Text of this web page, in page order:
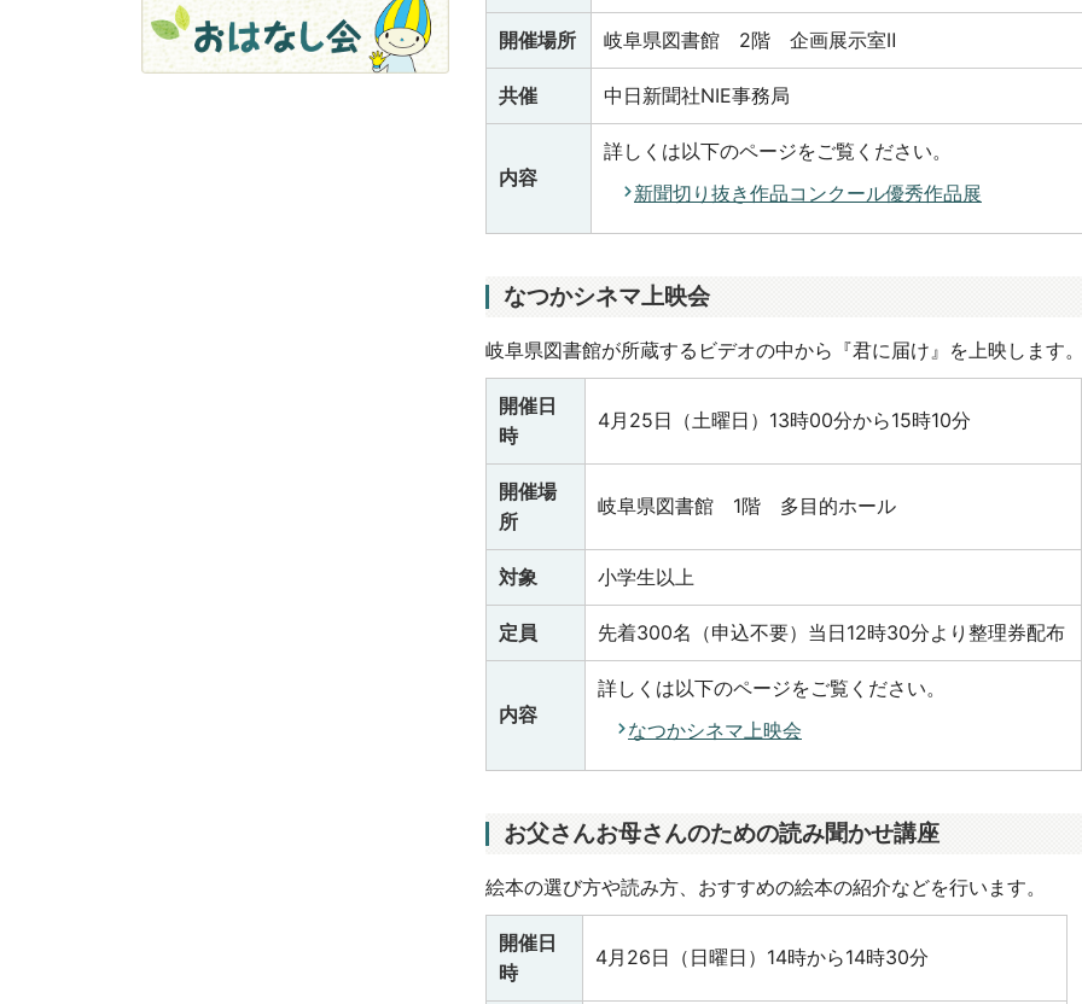
開催場所 岐阜県図書館 2階 企画展示室Ⅱ
共催 中日新聞社NIE事務局
内容
詳しくは以下のページをご覧ください。
新聞切り抜き作品コンクール優秀作品展
なつかシネマ上映会
岐阜県図書館が所蔵するビデオの中から『君に届け』を上映します
開催日
時
4月25日（土曜日）13時00分から15時10分
開催場
所
岐阜県図書館 1階 多目的ホール
対象 小学生以上
定員 先着300名（申込不要）当日12時30分より整理券配布
内容
詳しくは以下のページをご覧ください。
なつかシネマ上映会
お父さんお母さんのための読み聞かせ講座
絵本の選び方や読み方、おすすめの絵本の紹介などを行います。
開催日
時
4月26日（日曜日）14時から14時30分